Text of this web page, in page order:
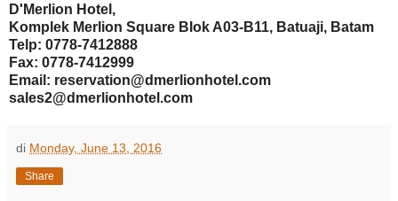
D'Merlion Hotel,
Komplek Merlion Square Blok A03-B11, Batuaji, Batam
Telp: 0778-7412888
Fax: 0778-7412999
Email: reservation@dmerlionhotel.com
sales2@dmerlionhotel.com
di Monday, June 13, 2016
Share